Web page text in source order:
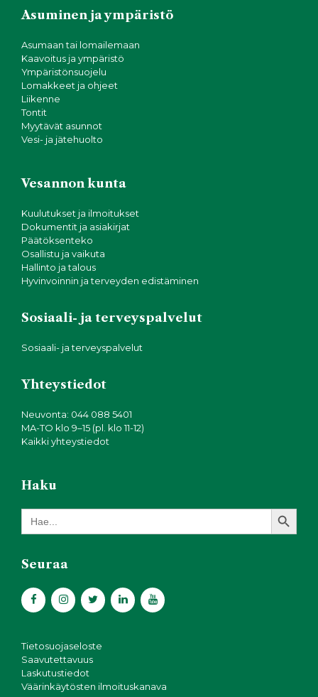
Asuminen ja ympäristö
Asumaan tai lomailemaan
Kaavoitus ja ympäristö
Ympäristönsuojelu
Lomakkeet ja ohjeet
Liikenne
Tontit
Myytävät asunnot
Vesi- ja jätehuolto
Vesannon kunta
Kuulutukset ja ilmoitukset
Dokumentit ja asiakirjat
Päätöksenteko
Osallistu ja vaikuta
Hallinto ja talous
Hyvinvoinnin ja terveyden edistäminen
Sosiaali- ja terveyspalvelut
Sosiaali- ja terveyspalvelut
Yhteystiedot
Neuvonta: 044 088 5401
MA-TO klo 9–15 (pl. klo 11-12)
Kaikki yhteystiedot
Haku
Search
for:
Search Button
Seuraa
Tietosuojaseloste
Saavutettavuus
Laskutustiedot
Väärinkäytösten ilmoituskanava